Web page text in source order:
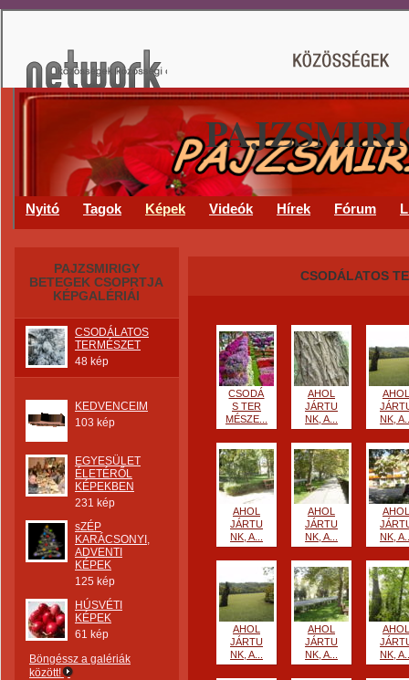
Nyitó Tagok Képek Videók Hírek Fórum
PAJZSMIRIGY
BETEGEK CSOPRTJA
KÉPGALÉRIÁI
CSODÁLATOS
TERMÉSZET
48 kép
KEDVENCEIM
103 kép
EGYESÜLET
ÉLETÉRŐL
KÉPEKBEN
231 kép
sZÉP
KARÁCSONYI,
ADVENTI
KÉPEK
125 kép
HÚSVÉTI
KÉPEK
61 kép
Böngéssz a galériák
között!
CSODÁLATOS
CSODÁ
S TER
MÉSZE...
AHOL
JÁRTU
NK, A...
AHOL
NK,
AHOL
JÁRTU
NK, A...
AHOL
JÁRTU
NK, A...
AHOL
NK,
AHOL
JÁRTU
NK, A...
AHOL
JÁRTU
NK, A...
AHOL
NK,